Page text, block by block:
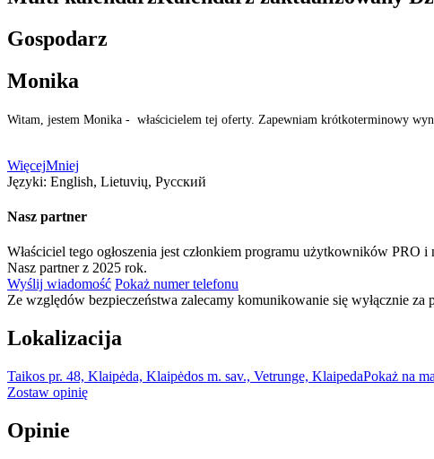
Gospodarz
Monika
Witam, jestem Monika - właścicielem tej oferty. Zapewniam krótkoterminowy
WięcejMniej
Języki: English, Lietuvių, Русский
Nasz partner
Właściciel tego ogłoszenia jest członkiem programu użytkowników PRO
Nasz partner z 2025 rok.
Wyślij wiadomość Pokaż numer telefonu
Ze względów bezpieczeństwa zalecamy komunikowanie się wyłącznie
Lokalizacija
Taikos pr. 48, Klaipėda, Klaipėdos m. sav., Vetrunge, KlaipedaPokaż na
Zostaw opinię
Opinie